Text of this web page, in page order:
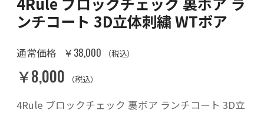
ンチコート 3D立体刺繍 WTボア
通常価格 ￥38,000 （税込）
￥8,000 （税込）
4Rule ブロックチェック 裏ボア ランチコート 3D立